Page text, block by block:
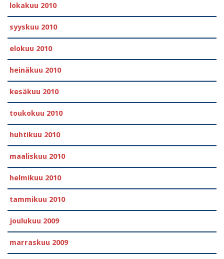
lokakuu 2010
syyskuu 2010
elokuu 2010
heinäkuu 2010
kesäkuu 2010
toukokuu 2010
huhtikuu 2010
maaliskuu 2010
helmikuu 2010
tammikuu 2010
joulukuu 2009
marraskuu 2009